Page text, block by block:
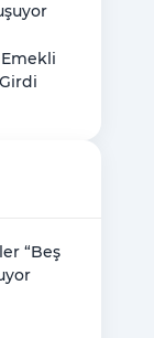
Emekli
“Beş